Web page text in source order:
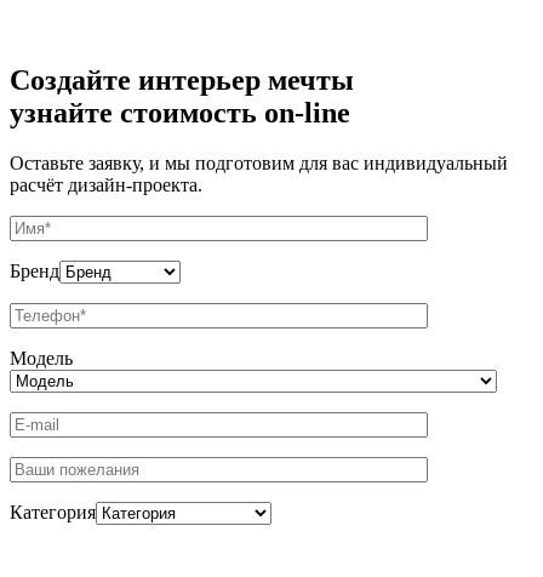
Создайте интерьер мечты
узнайте стоимость on-line
Оставьте заявку, и мы подготовим для вас индивидуальный
расчёт дизайн-проекта.
Бренд
Модель
Категория